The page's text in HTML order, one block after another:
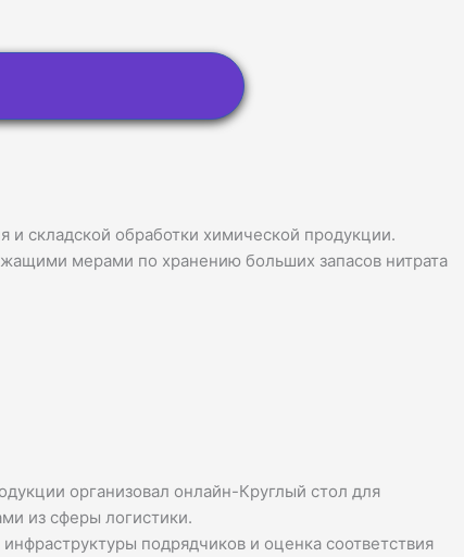
складской обработки химической продукции.
мерами по хранению больших запасов нитрата
организовал онлайн-Круглый стол для
из сферы логистики.
подрядчиков и оценка соответствия